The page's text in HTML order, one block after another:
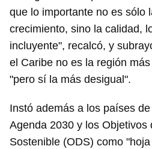
que lo importante no es sólo
crecimiento, sino la calidad,
incluyente", recalcó, y
el Caribe no es la región
"pero sí la más desigual".
Instó además a los países
Agenda 2030 y los Objetivos
Sostenible (ODS) como